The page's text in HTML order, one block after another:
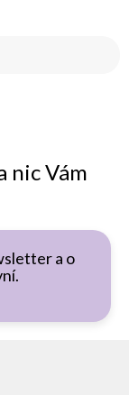
nic Vám
a o